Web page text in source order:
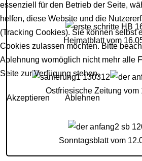
Heimatblatt vom
Ostfriesische Zeitung vom
Sonntagsblatt vom
essenziell für den Betrieb der Seite,
helfen, diese Website und die
(Tracking Cookies). Sie können selbst
Cookies zulassen möchten. Bitte
Ablehnung womöglich nicht mehr alle
Seite zur Verfügung stehen.
Akzeptieren Ablehnen